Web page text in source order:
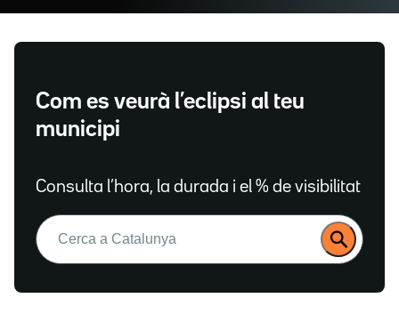
Com es veurà l’eclipsi al teu
municipi
Consulta l’hora, la durada i el % de visibilitat
Buscar: